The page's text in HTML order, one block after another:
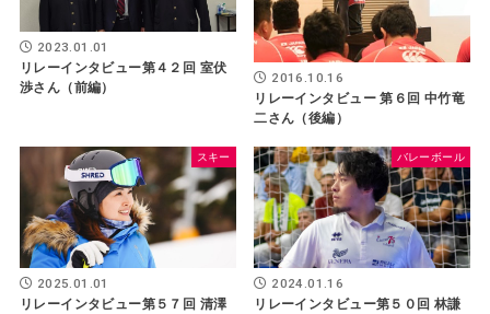
2023.01.01
リレーインタビュー第４２回 室伏
渉さん（前編）
2016.10.16
リレーインタビュー 第６回 中竹竜
二さん（後編）
スキー
2025.01.01
リレーインタビュー第５７回 清澤
バレーボール
2024.01.16
リレーインタビュー第５０回 林謙